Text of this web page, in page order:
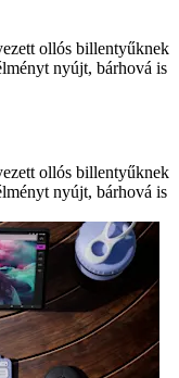
ollós billentyűknek
nyújt, bárhová is
ollós billentyűknek
nyújt, bárhová is